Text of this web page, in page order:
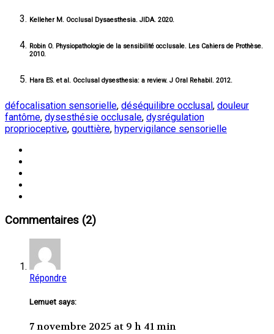
Kelleher M. Occlusal Dysaesthesia. JIDA. 2020.
Robin O. Physiopathologie de la sensibilité occlusale. Les Cahiers de Prothèse.
2010.
Hara ES. et al. Occlusal dysesthesia: a review. J Oral Rehabil. 2012.
défocalisation sensorielle, déséquilibre occlusal, douleur
fantôme, dysesthésie occlusale, dysrégulation
proprioceptive, gouttière, hypervigilance sensorielle
Commentaires (2)
Répondre
Lemuet says:
7 novembre 2025 at 9 h 41 min